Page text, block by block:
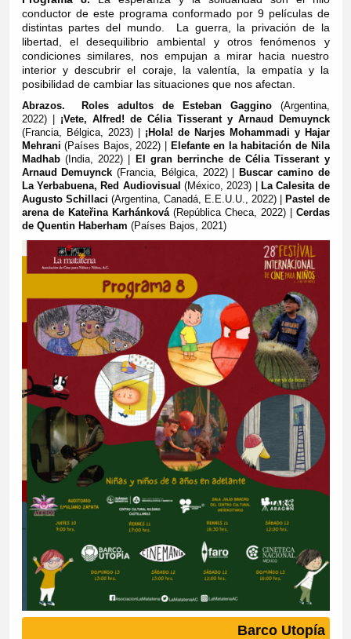
conductor de este programa conformado por 9 películas de
distintas partes del mundo. La guerra, la privación de la
libertad, el desequilibrio ambiental y otros fenómenos y
condiciones similares, nos empujan a mirar hacia nuestro
interior y descubrir el coraje, la valentía, la empatía y la
posibilidad de cambiar las situaciones que nos afectan.
Abrazos. Roles adultos de Esteban Gaggino (Argentina,
2022) | ¡Vete, Alfred! de Célia Tisserant y Arnaud Demuynck
(Francia, Bélgica, 2023)
¡Hola! de Narjes Mohammadi y Hajar
Mehrani(Países Bajos, 2022)
Elefante en la habitación de Nila
Madhab (India, 2022)
El gran berrinche de Célia Tisserant y
Arnaud Demuynck (Francia, Bélgica, 2022)
Buscar camino de
La Yerbabuena, Red Audiovisual (México, 2023)
La Calesita de
Augusto Schillaci (Argentina, Canadá, E.E.U.U., 2022)
Pastel de
arena de Kateřina Karhánková (República Checa, 2022)
Cerdas
de Quentin Haberham (Países Bajos, 2021)
Barco Utopía